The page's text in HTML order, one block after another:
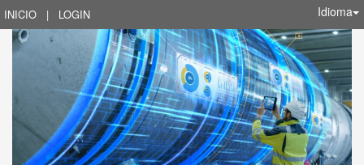
INICIO | LOGIN Idioma